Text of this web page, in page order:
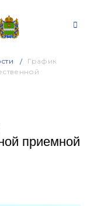
График
приемной